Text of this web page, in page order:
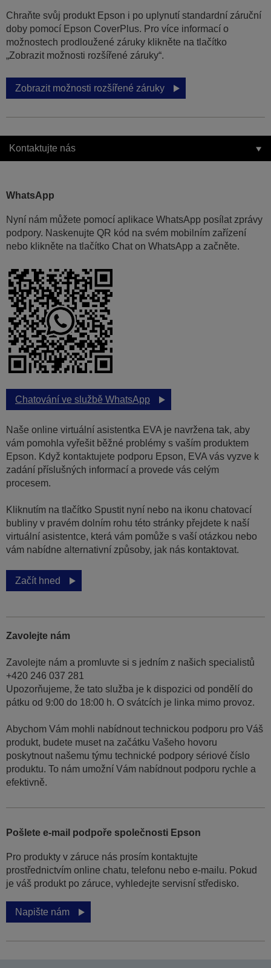
Chraňte svůj produkt Epson i po uplynutí standardní záruční
doby pomocí Epson CoverPlus. Pro více informací o
možnostech prodloužené záruky klikněte na tlačítko
„Zobrazit možnosti rozšířené záruky“.
Zobrazit možnosti rozšířené záruky
Kontaktujte nás
WhatsApp
Nyní nám můžete pomocí aplikace WhatsApp posílat zprávy
podpory. Naskenujte QR kód na svém mobilním zařízení
nebo klikněte na tlačítko Chat on WhatsApp a začněte.
Chatování ve službě WhatsApp
Naše online virtuální asistentka EVA je navržena tak, aby
vám pomohla vyřešit běžné problémy s vaším produktem
Epson. Když kontaktujete podporu Epson, EVA vás vyzve k
zadání příslušných informací a provede vás celým
procesem.
Kliknutím na tlačítko Spustit nyní nebo na ikonu chatovací
bubliny v pravém dolním rohu této stránky přejdete k naší
virtuální asistentce, která vám pomůže s vaší otázkou nebo
vám nabídne alternativní způsoby, jak nás kontaktovat.
Začít hned
Zavolejte nám
Zavolejte nám a promluvte si s jedním z našich specialistů
+420 246 037 281
Upozorňujeme, že tato služba je k dispozici od pondělí do
pátku od 9:00 do 18:00 h. O svátcích je linka mimo provoz.
Abychom Vám mohli nabídnout technickou podporu pro Váš
produkt, budete muset na začátku Vašeho hovoru
poskytnout našemu týmu technické podpory sériové číslo
produktu. To nám umožní Vám nabídnout podporu rychle a
efektivně.
Pošlete e-mail podpoře společnosti Epson
Pro produkty v záruce nás prosím kontaktujte
prostřednictvím online chatu, telefonu nebo e-mailu. Pokud
je váš produkt po záruce, vyhledejte servisní středisko.
Napište nám